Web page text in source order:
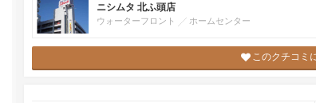
ニシムタ 北ふ頭店
ウォーターフロント ホームセンター
このクチコミ